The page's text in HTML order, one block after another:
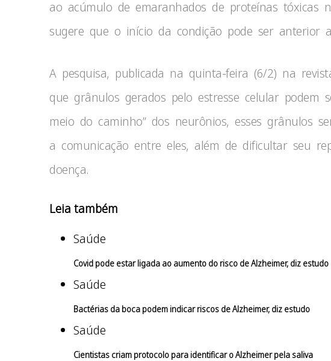
ao acúmulo de emaranhados de proteínas tóxicas
sugere que o início da condição pode ser anterior
A pesquisa, publicada na quinta-feira (6/2) na
que grânulos gerados pelo estresse celular podem
meio do caminho” dos neurônios, esses grânulos
a comunicação entre eles, além de dificultar seu
doença.
Leia também
Saúde
Covid pode estar ligada ao aumento do risco de Alzheimer, diz estudo
Saúde
Bactérias da boca podem indicar riscos de Alzheimer, diz estudo
Saúde
Cientistas criam protocolo para identificar o Alzheimer pela saliva